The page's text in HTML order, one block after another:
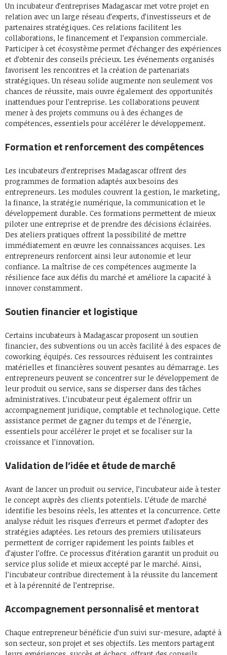
Un incubateur d’entreprises Madagascar met votre projet en
relation avec un large réseau d’experts, d’investisseurs et de
partenaires stratégiques. Ces relations facilitent les
collaborations, le financement et l’expansion commerciale.
Participer à cet écosystème permet d’échanger des expériences
et d’obtenir des conseils précieux. Les événements organisés
favorisent les rencontres et la création de partenariats
stratégiques. Un réseau solide augmente non seulement vos
chances de réussite, mais ouvre également des opportunités
inattendues pour l’entreprise. Les collaborations peuvent
mener à des projets communs ou à des échanges de
compétences, essentiels pour accélérer le développement.
Formation et renforcement des compétences
Les incubateurs d’entreprises Madagascar offrent des
programmes de formation adaptés aux besoins des
entrepreneurs. Les modules couvrent la gestion, le marketing,
la finance, la stratégie numérique, la communication et le
développement durable. Ces formations permettent de mieux
piloter une entreprise et de prendre des décisions éclairées.
Des ateliers pratiques offrent la possibilité de mettre
immédiatement en œuvre les connaissances acquises. Les
entrepreneurs renforcent ainsi leur autonomie et leur
confiance. La maîtrise de ces compétences augmente la
résilience face aux défis du marché et améliore la capacité à
innover constamment.
Soutien financier et logistique
Certains incubateurs à Madagascar proposent un soutien
financier, des subventions ou un accès facilité à des espaces de
coworking équipés. Ces ressources réduisent les contraintes
matérielles et financières souvent pesantes au démarrage. Les
entrepreneurs peuvent se concentrer sur le développement de
leur produit ou service, sans se disperser dans des tâches
administratives. L’incubateur peut également offrir un
accompagnement juridique, comptable et technologique. Cette
assistance permet de gagner du temps et de l’énergie,
essentiels pour accélérer le projet et se focaliser sur la
croissance et l’innovation.
Validation de l’idée et étude de marché
Avant de lancer un produit ou service, l’incubateur aide à tester
le concept auprès des clients potentiels. L’étude de marché
identifie les besoins réels, les attentes et la concurrence. Cette
analyse réduit les risques d’erreurs et permet d’adopter des
stratégies adaptées. Les retours des premiers utilisateurs
permettent de corriger rapidement les points faibles et
d’ajuster l’offre. Ce processus d’itération garantit un produit ou
service plus solide et mieux accepté par le marché. Ainsi,
l’incubateur contribue directement à la réussite du lancement
et à la pérennité de l’entreprise.
Accompagnement personnalisé et mentorat
Chaque entrepreneur bénéficie d’un suivi sur-mesure, adapté à
son secteur, son projet et ses objectifs. Les mentors partagent